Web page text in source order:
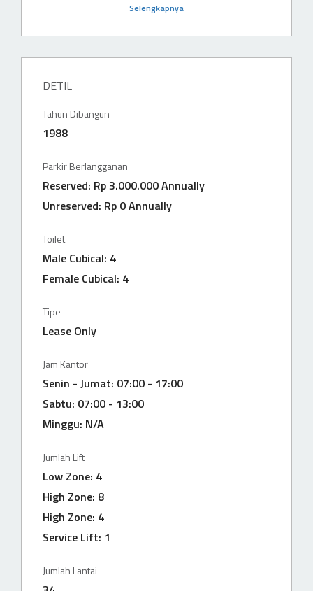
Selengkapnya
DETIL
Tahun Dibangun
1988
Parkir Berlangganan
Reserved: Rp 3.000.000 Annually
Unreserved: Rp 0 Annually
Toilet
Male Cubical: 4
Female Cubical: 4
Tipe
Lease Only
Jam Kantor
Senin - Jumat: 07:00 - 17:00
Sabtu: 07:00 - 13:00
Minggu: N/A
Jumlah Lift
Low Zone: 4
High Zone: 8
High Zone: 4
Service Lift: 1
Jumlah Lantai